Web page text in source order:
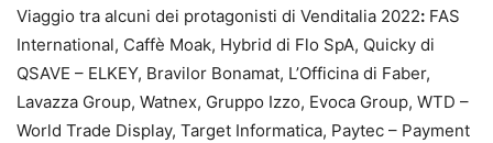
Viaggio tra alcuni dei protagonisti di Venditalia 2022: FAS
International, Caffè Moak, Hybrid di Flo SpA, Quicky di
QSAVE – ELKEY, Bravilor Bonamat, L’Officina di Faber,
Lavazza Group, Watnex, Gruppo Izzo, Evoca Group, WTD –
World Trade Display, Target Informatica, Paytec – Payment